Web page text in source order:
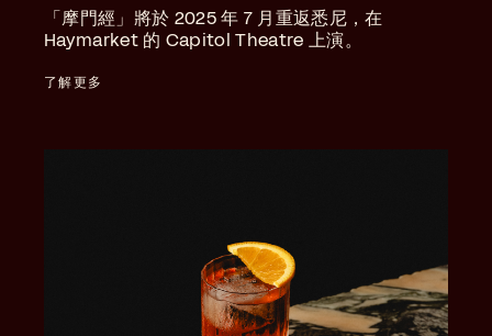
「摩門經」將於 2025 年 7 月重返悉尼，在
Haymarket 的 Capitol Theatre 上演。
了解更多